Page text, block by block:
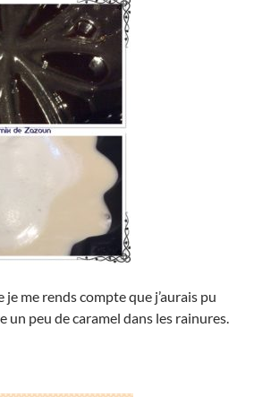
me rends compte que j’aurais pu
un peu de caramel dans les rainures.